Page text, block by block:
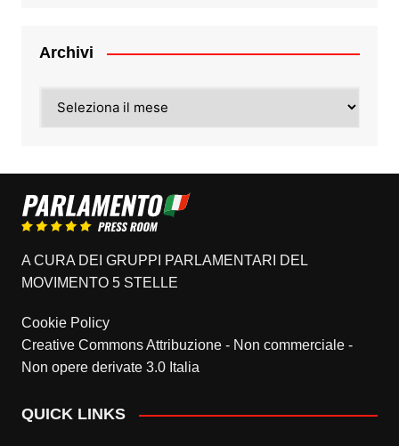
Archivi
A CURA DEI GRUPPI PARLAMENTARI DEL
MOVIMENTO 5 STELLE
Cookie Policy
Creative Commons Attribuzione - Non commerciale -
Non opere derivate 3.0 Italia
QUICK LINKS